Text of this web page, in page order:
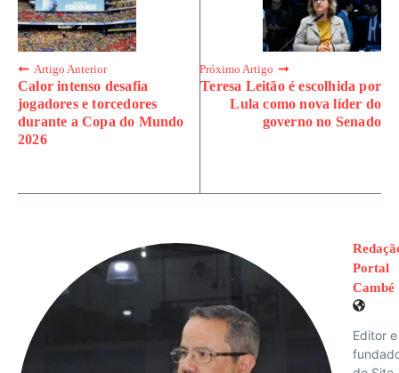
Artigo Anterior
Calor intenso desafia
jogadores e torcedores
durante a Copa do Mundo
2026
Próximo Artigo
Teresa Leitão é escolhida por
Lula como nova líder do
governo no Senado
Portal
Cambé
Editor e